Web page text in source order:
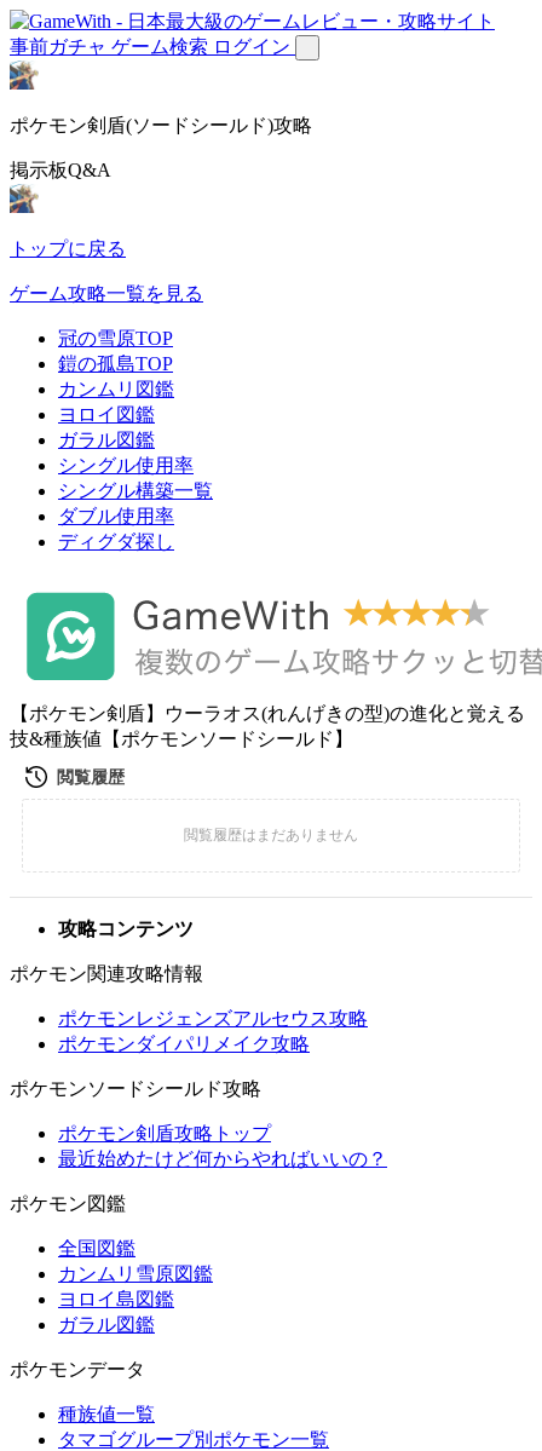
事前ガチャ ゲーム検索 ログイン
ポケモン剣盾(ソードシールド)攻略
掲示板Q&A
トップに戻る
ゲーム攻略一覧を見る
冠の雪原TOP
鎧の孤島TOP
カンムリ図鑑
ヨロイ図鑑
ガラル図鑑
シングル使用率
シングル構築一覧
ダブル使用率
ディグダ探し
【ポケモン剣盾】ウーラオス(れんげきの型)の進化と覚える
技&種族値【ポケモンソードシールド】
攻略コンテンツ
ポケモン関連攻略情報
ポケモンレジェンズアルセウス攻略
ポケモンダイパリメイク攻略
ポケモンソードシールド攻略
ポケモン剣盾攻略トップ
最近始めたけど何からやればいいの？
ポケモン図鑑
全国図鑑
カンムリ雪原図鑑
ヨロイ島図鑑
ガラル図鑑
ポケモンデータ
種族値一覧
タマゴグループ別ポケモン一覧